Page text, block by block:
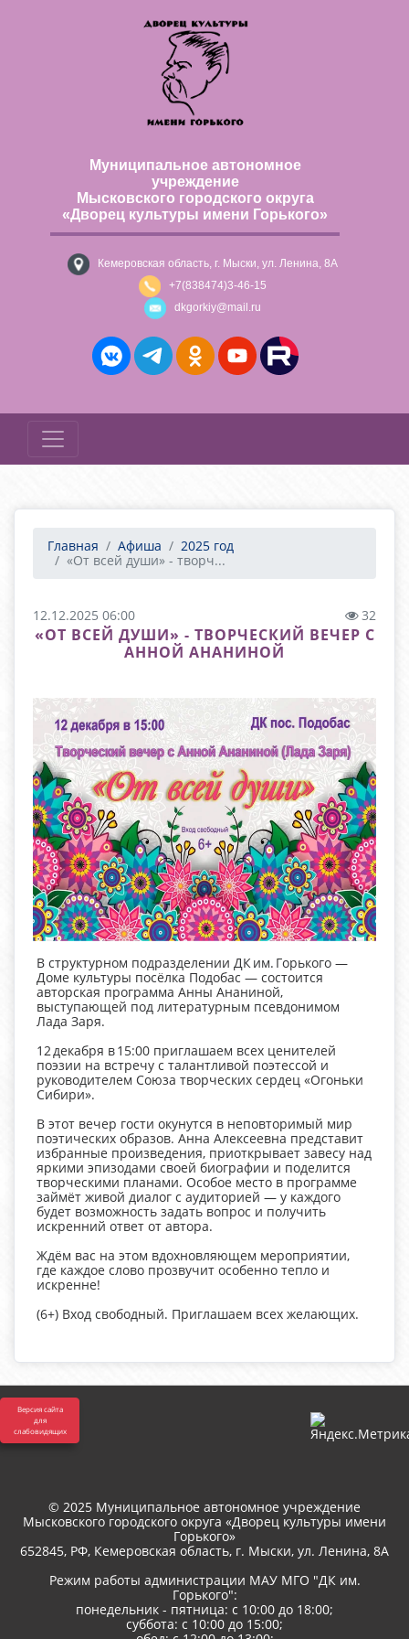
Версия сайта
для
слабовидящих
Муниципальное автономное
учреждение
Мысковского городского округа
«Дворец культуры имени Горького»
Кемеровская область, г. Мыски, ул. Ленина, 8А
+7(838474)3-46-15
dkgorkiy@mail.ru
Главная Афиша
2025 год
«От всей души» - творч...
12.12.2025 06:00 32
«ОТ ВСЕЙ ДУШИ» - ТВОРЧЕСКИЙ ВЕЧЕР С
АННОЙ АНАНИНОЙ
В структурном подразделении ДК им. Горького —
Доме культуры посёлка Подобас — состоится
авторская программа Анны Ананиной,
выступающей под литературным псевдонимом
Лада Заря.
12 декабря в 15:00 приглашаем всех ценителей
поэзии на встречу с талантливой поэтессой и
руководителем Союза творческих сердец «Огоньки
Сибири».
В этот вечер гости окунутся в неповторимый мир
поэтических образов. Анна Алексеевна представит
избранные произведения, приоткрывает завесу над
яркими эпизодами своей биографии и поделится
творческими планами. Особое место в программе
займёт живой диалог с аудиторией — у каждого
будет возможность задать вопрос и получить
искренний ответ от автора.
Ждём вас на этом вдохновляющем мероприятии,
где каждое слово прозвучит особенно тепло и
искренне!
(6+) Вход свободный. Приглашаем всех желающих.
© 2025 Муниципальное автономное учреждение
Мысковского городского округа «Дворец культуры имени
Горького»
652845, РФ, Кемеровская область, г. Мыски, ул. Ленина, 8A
Режим работы администрации МАУ МГО "ДК им.
Горького":
понедельник - пятница: с 10:00 до 18:00;
суббота: с 10:00 до 15:00;